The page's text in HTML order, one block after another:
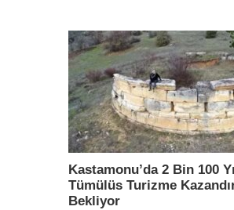
Kastamonu’da 2 Bin 100
Tümülüs Turizme
Bekliyor